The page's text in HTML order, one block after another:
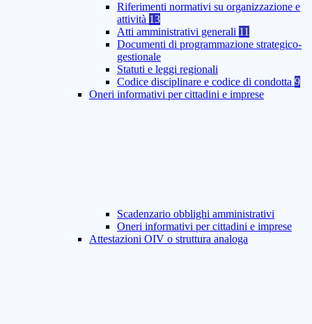
Riferimenti normativi su organizzazione e
attività 13
Atti amministrativi generali 11
Documenti di programmazione strategico-
gestionale
Statuti e leggi regionali
Codice disciplinare e codice di condotta 9
Oneri informativi per cittadini e imprese
Scadenzario obblighi amministrativi
Oneri informativi per cittadini e imprese
Attestazioni OIV o struttura analoga